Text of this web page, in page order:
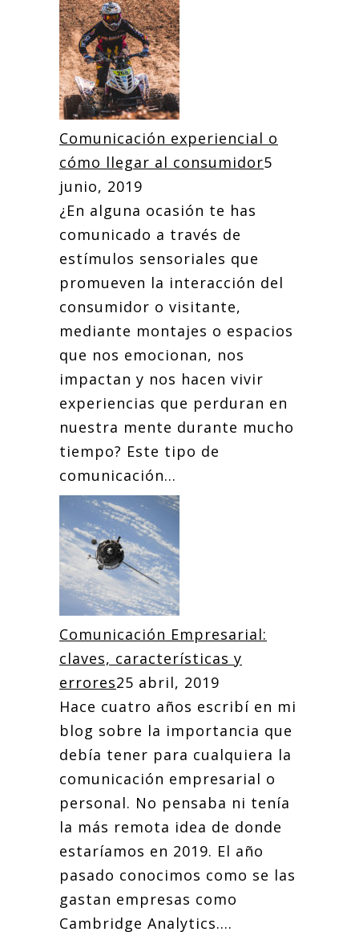
Comunicación experiencial o
cómo llegar al consumidor5
junio, 2019
¿En alguna ocasión te has
comunicado a través de
estímulos sensoriales que
promueven la interacción del
consumidor o visitante,
mediante montajes o espacios
que nos emocionan, nos
impactan y nos hacen vivir
experiencias que perduran en
nuestra mente durante mucho
tiempo? Este tipo de
comunicación...
Comunicación Empresarial:
claves, características y
errores25 abril, 2019
Hace cuatro años escribí en mi
blog sobre la importancia que
debía tener para cualquiera la
comunicación empresarial o
personal. No pensaba ni tenía
la más remota idea de donde
estaríamos en 2019. El año
pasado conocimos como se las
gastan empresas como
Cambridge Analytics....